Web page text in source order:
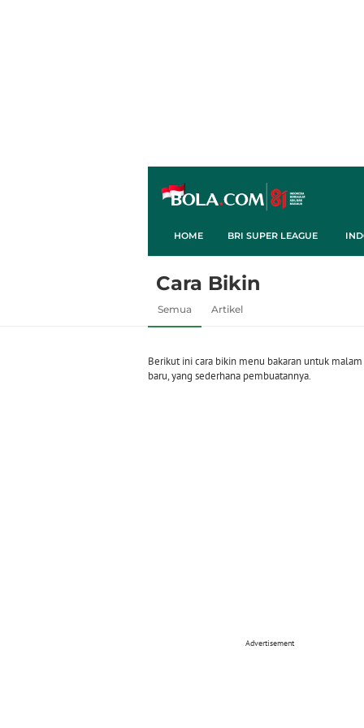
HOME BRI SUPER LEAGUE
Cara Bikin
Semua Artikel
Berikut ini cara bikin menu bakaran untuk
baru, yang sederhana pembuatannya.
Advertisement